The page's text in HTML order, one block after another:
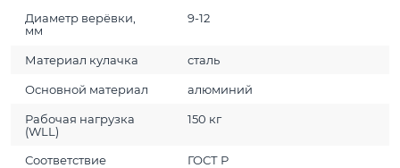
Диаметр верёвки,
мм
9-12
Материал кулачка сталь
Основной материал алюминий
Рабочая нагрузка
(WLL)
150 кг
Соответствие
ГОСТ Р